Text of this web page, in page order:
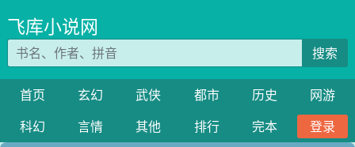
飞库小说网
搜索
首页 玄幻 武侠 都市 历史
网游
科幻
言情 其他 排行 完本
登录